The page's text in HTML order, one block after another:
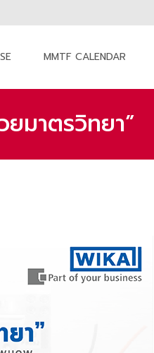
MMTF CALENDAR
มาตรวิทยา”